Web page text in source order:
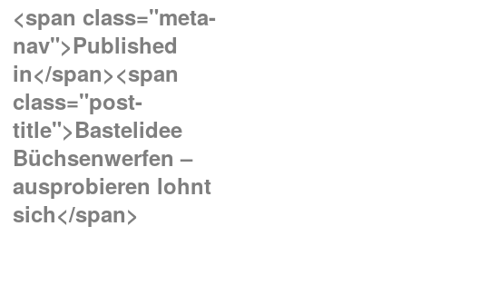
<span class="meta-
nav">Published
in</span><span
class="post-
title">Bastelidee
Büchsenwerfen –
ausprobieren lohnt
sich</span>